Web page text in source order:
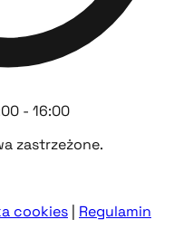
- 16:00
zastrzeżone.
cookies | Regulamin